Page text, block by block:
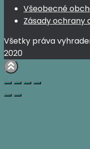
Všeobecné
Zásady ochrany
Všetky práva
2020